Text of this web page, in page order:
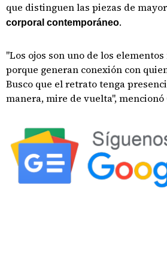
que distinguen las piezas de
corporal contemporáneo.
"Los ojos son uno de los
porque generan conexión con
Busco que el retrato tenga
manera, mire de vuelta", mencionó